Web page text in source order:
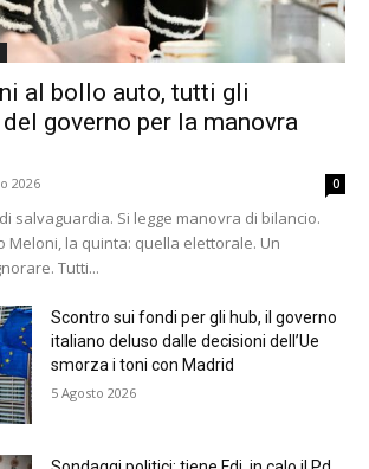
al bollo auto, tutti gli
governo per la manovra
2026 0
salvaguardia. Si legge manovra di bilancio.
Meloni, la quinta: quella elettorale. Un
Tutti...
Scontro sui fondi per gli hub, il governo
italiano deluso dalle decisioni dell’Ue
smorza i toni con Madrid
5 Agosto 2026